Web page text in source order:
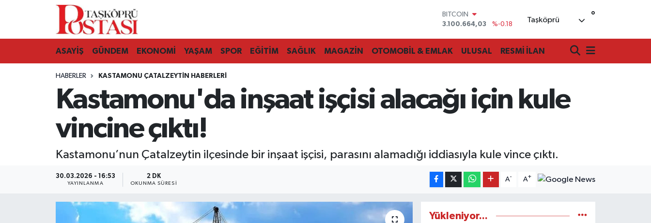
BITCOIN
3.100.664,03
%-0.18
EURO
55,2510
%0.32
GRAM ALTIN
6660.55
%0.03
BİST100
Taşköprü °
ASAYİŞ GÜNDEM EKONOMİ YAŞAM SPOR EĞİTİM SAĞLIK MAGAZİN OTOMOBİL & EMLAK ULUSAL RESMİ İLAN
HABERLER KASTAMONU ÇATALZEYTIN HABERLERI
Kastamonu'da inşaat işçisi alacağı için kule
vincine çıktı!
Kastamonu’nun Çatalzeytin ilçesinde bir inşaat işçisi, parasını alamadığı iddiasıyla kule vince çıktı.
30.03.2026 - 16:53
YAYINLANMA
2 DK
OKUNMA SÜRESI
A- A+
Yükleniyor...
Kastamonu Vefat Edenler
Araç Haberleri
Azdavay Haberleri
Bozkurt Haberleri
Çatalzeytin Haberleri
Cide Haberleri